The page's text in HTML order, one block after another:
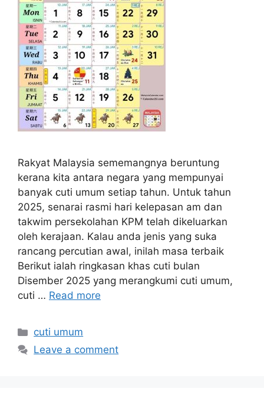
Rakyat Malaysia sememangnya beruntung
kerana kita antara negara yang mempunyai
banyak cuti umum setiap tahun. Untuk tahun
2025, senarai rasmi hari kelepasan am dan
takwim persekolahan KPM telah dikeluarkan
oleh kerajaan. Kalau anda jenis yang suka
rancang percutian awal, inilah masa terbaik
Berikut ialah ringkasan khas cuti bulan
Disember 2025 yang merangkumi cuti umum,
cuti … Read more
Categories
cuti umum
Leave a comment